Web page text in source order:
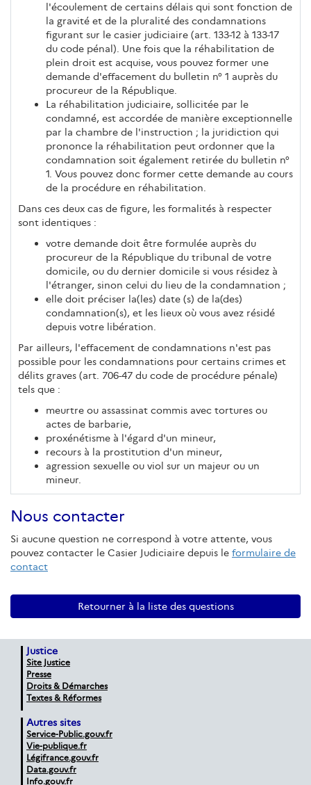
l'écoulement de certains délais qui sont fonction de
la gravité et de la pluralité des condamnations
figurant sur le casier judiciaire (art. 133-12 à 133-17
du code pénal). Une fois que la réhabilitation de
plein droit est acquise, vous pouvez former une
demande d'effacement du bulletin n° 1 auprès du
procureur de la République.
La réhabilitation judiciaire, sollicitée par le
condamné, est accordée de manière exceptionnelle
par la chambre de l'instruction ; la juridiction qui
prononce la réhabilitation peut ordonner que la
condamnation soit également retirée du bulletin n°
1. Vous pouvez donc former cette demande au cours
de la procédure en réhabilitation.
Dans ces deux cas de figure, les formalités à respecter
sont identiques :
votre demande doit être formulée auprès du
procureur de la République du tribunal de votre
domicile, ou du dernier domicile si vous résidez à
l'étranger, sinon celui du lieu de la condamnation ;
elle doit préciser la(les) date (s) de la(des)
condamnation(s), et les lieux où vous avez résidé
depuis votre libération.
Par ailleurs, l'effacement de condamnations n'est pas
possible pour les condamnations pour certains crimes et
délits graves (art. 706-47 du code de procédure pénale)
tels que :
meurtre ou assassinat commis avec tortures ou
actes de barbarie,
proxénétisme à l'égard d'un mineur,
recours à la prostitution d'un mineur,
agression sexuelle ou viol sur un majeur ou un
mineur.
Nous contacter
Si aucune question ne correspond à votre attente, vous
pouvez contacter le Casier Judiciaire depuis le formulaire de
contact
Retourner à la liste des questions
Justice
Site Justice
Presse
Droits & Démarches
Textes & Réformes
Autres sites
Service-Public.gouv.fr
Vie-publique.fr
Légifrance.gouv.fr
Data.gouv.fr
Info.gouv.fr